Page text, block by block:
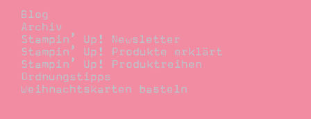
Blog
Archiv
Stampin’ Up! Newsletter
Stampin’ Up! Produkte erklärt
Stampin’ Up! Produktreihen
Ordnungstipps
Weihnachtskarten basteln